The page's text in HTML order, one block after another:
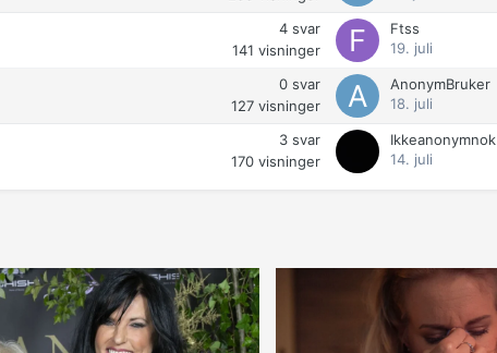
4 svar
141 visninger
Ftss
19. juli
0 svar
127 visninger
AnonymBruker
18. juli
3 svar
170 visninger
Ikkeanonymnok
14. juli